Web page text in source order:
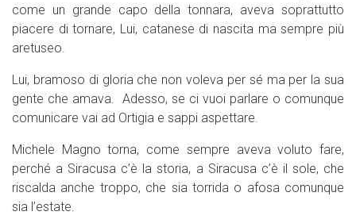
come un grande capo della tonnara, aveva soprattutto
piacere di tornare, Lui, catanese di nascita ma sempre più
aretuseo.
Lui, bramoso di gloria che non voleva per sé ma per la sua
gente che amava. Adesso, se ci vuoi parlare o comunque
comunicare vai ad Ortigia e sappi aspettare.
Michele Magno torna, come sempre aveva voluto fare,
perché a Siracusa c’è la storia, a Siracusa c’è il sole, che
riscalda anche troppo, che sia torrida o afosa comunque
sia l’estate.